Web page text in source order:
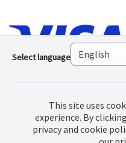
Select language
This site uses
experience. By
privacy and cookie